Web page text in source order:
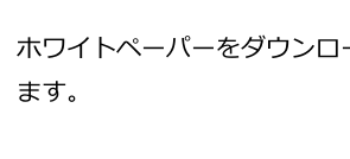
ホワイトペーパーをダウン
ます。